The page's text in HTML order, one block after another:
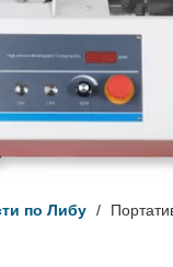
по Либу /